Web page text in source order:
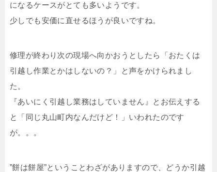
になるケースがとても多いようです。
少しでも安価に直せるほうが良いですね。
修理が終わり次の現場へ向かおうとしたら「おたくは
引越し作業とかはしないの？」と声をかけられまし
た。
『あいにく引越し業務はしていません』とお伝えする
と「同じ丸山町内なんだけど！」いわれたのです
が。。。
”餅は餅屋”ということわざがありますので、どうか引越